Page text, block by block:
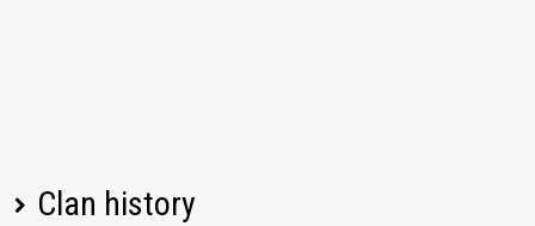
Clan history